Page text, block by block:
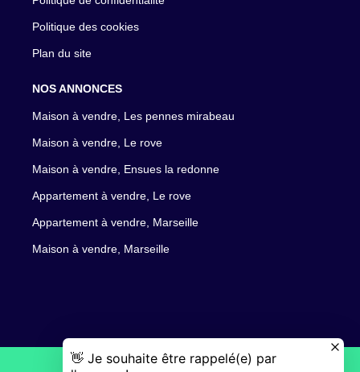
Politique des cookies
Plan du site
NOS ANNONCES
Maison à vendre, Les pennes mirabeau
Maison à vendre, Le rove
Maison à vendre, Ensues la redonne
Appartement à vendre, Le rove
Appartement à vendre, Marseille
Maison à vendre, Marseille